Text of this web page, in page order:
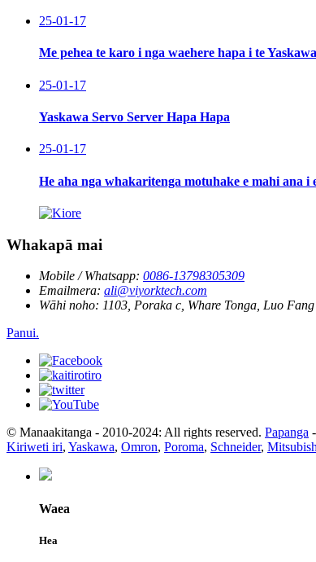
25-01-17
Me pehea te karo i nga waehere hapa i te
25-01-17
Yaskawa Servo Server Hapa Hapa
25-01-17
He aha nga whakaritenga motuhake e mahi ana i
Whakapā mai
Mobile / Whatsapp: 0086-13798305309
Emailmera: ali@viyorktech.com
Wāhi noho: 1103, Poraka c, Whare Tonga, Luo
Panui.
© Manaakitanga - 2010-2024: All rights reserved. Papanga -
Kiriweti iri, Yaskawa, Omron, Poroma, Schneider,
Waea
Hea